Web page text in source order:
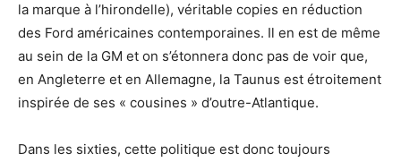
la marque à l’hirondelle), véritable copies en réduction
des Ford américaines contemporaines. Il en est de même
au sein de la GM et on s’étonnera donc pas de voir que,
en Angleterre et en Allemagne, la Taunus est étroitement
inspirée de ses « cousines » d’outre-Atlantique.
Dans les sixties, cette politique est donc toujours